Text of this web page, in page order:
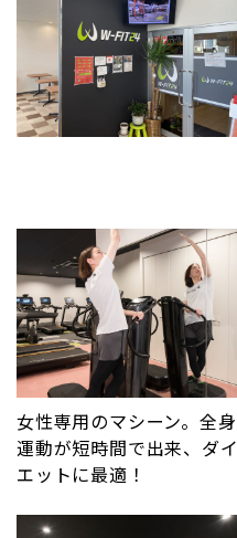
女性専用のマシーン。全身
運動が短時間で出来、ダイ
エットに最適！